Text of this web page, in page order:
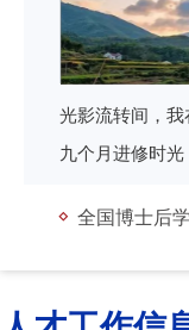
光影流转间，
九个月进修时光
全国博士后